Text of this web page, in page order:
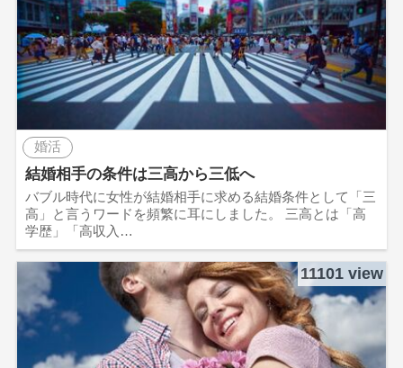
婚活
結婚相手の条件は三高から三低へ
バブル時代に女性が結婚相手に求める結婚条件として「三
高」と言うワードを頻繁に耳にしました。 三高とは「高
学歴」「高収入…
11101 view